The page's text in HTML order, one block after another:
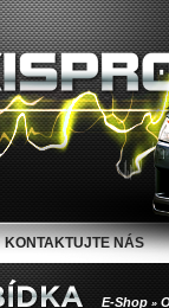
E-Shop »
KONTAKTUJTE NÁS